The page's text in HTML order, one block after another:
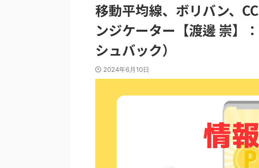
移動平均線、ボリバン、
ンジケーター【渡邊 崇】
シュバック）
2024年6月10日